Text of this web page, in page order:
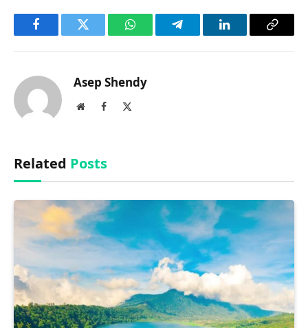
FacebookTwitter WhatsAppTelegramLinkedInCopy
Asep Shendy
WebsiteFacebook
Related Posts